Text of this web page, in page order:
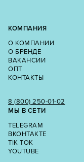
КОМПАНИЯ
О КОМПАНИИ
О БРЕНДЕ
ВАКАНСИИ
ОПТ
КОНТАКТЫ
8 (800) 250‑01‑02
МЫ В СЕТИ
TELEGRAM
ВКОНТАКТЕ
TIK TOK
YOUTUBE